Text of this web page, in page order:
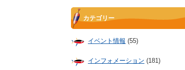
カテゴリー
イベント情報 (55)
インフォメーション (181)